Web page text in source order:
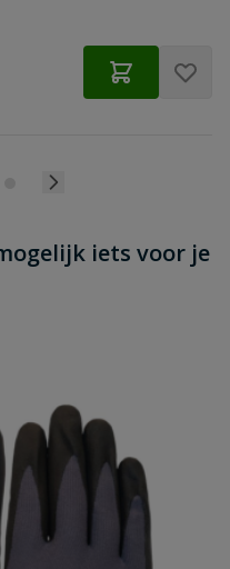
iets voor je